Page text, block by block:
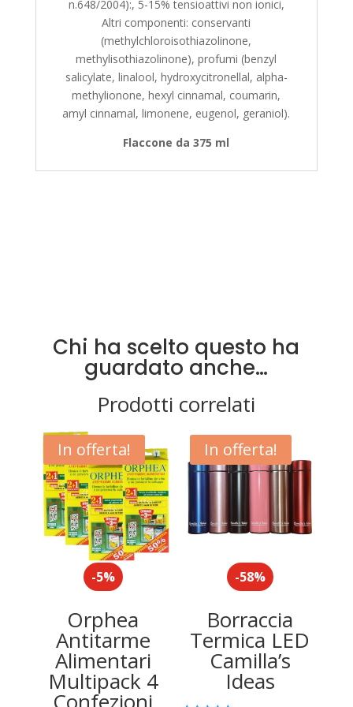
n.648/2004):, 5-15% tensioattivi non ionici,
Altri componenti: conservanti
(methylchloroisothiazolinone,
methylisothiazolinone), profumi (benzyl
salicylate, linalool, hydroxycitronellal, alpha-
methylionone, hexyl cinnamal, coumarin,
amyl cinnamal, limonene, eugenol, geraniol).
Flaccone da 375 ml
Chi ha scelto questo ha
guardato anche…
Prodotti correlati
In offerta!
-5%
Orphea
Antitarme
Alimentari
Multipack 4
Confezioni
In offerta!
-58%
Borraccia
Termica LED
Camilla’s
Ideas